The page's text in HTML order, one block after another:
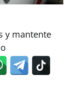
y mantente